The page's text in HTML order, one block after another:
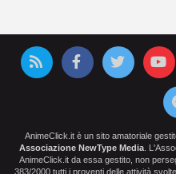
AnimeClick.it è un sito amatoriale
Associazione NewType Media .
AnimeClick.it da essa gestito, non
383/2000 tutti i proventi delle attività